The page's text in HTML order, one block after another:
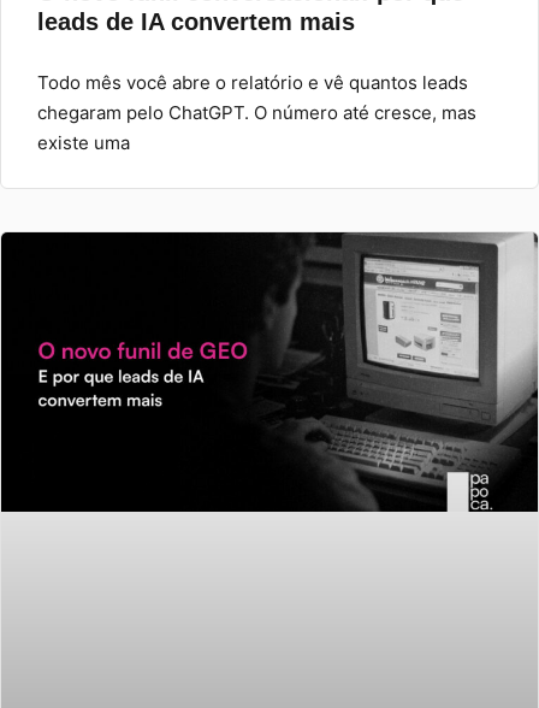
leads de IA convertem mais
Todo mês você abre o relatório e vê quantos leads
chegaram pelo ChatGPT. O número até cresce, mas
existe uma